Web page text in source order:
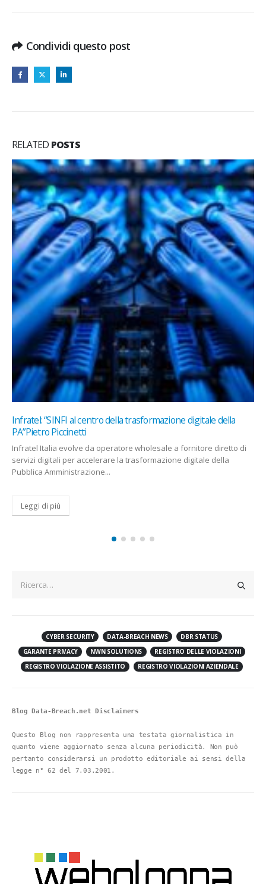
Condividi questo post
RELATED POSTS
AI Act, il primo ministro svedese chiede alla Ue di metterlo in
pausa: ‘E’ confuso’
Ulf Kristersson, primo ministro svedese, solleverà il tema del caos
e della confusione sulle nuove regole Ue per l’AI nel...
GARANTE PRIVACY
NWN SOLUTIONS
REGISTRO DELLE VIOLAZIONI
REGISTRO VIOLAZIONE ASSISTITO
REGISTRO VIOLAZIONI AZIENDALE
quanto viene aggiornato senza alcuna periodicità. Non può
pertanto considerarsi un prodotto editoriale ai sensi della
legge n° 62 del 7.03.2001.